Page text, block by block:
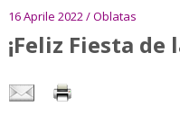
16 Aprile 2022 / Oblatas
¡Feliz Fiesta de